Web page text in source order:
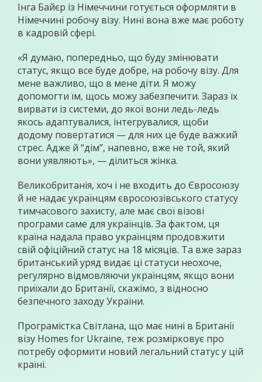
Інга Байєр із Німеччини готується оформляти в
Німеччині робочу візу. Нині вона вже має роботу
в кадровій сфері.
«Я думаю, попередньо, що буду змінювати
статус, якщо все буде добре, на робочу візу. Для
мене важливо, що в мене діти. Я можу
допомогти їм, щось можу забезпечити. Зараз їх
вирвати із системи, до якої вони ледь-ледь
якось адаптувалися, інтегрувалися, щоби
додому повертатися — для них це буде важкий
стрес. Адже й “дім”, напевно, вже не той, який
вони уявляють», — ділиться жінка.
Великобританія, хоч і не входить до Євросоюзу
й не надає українцям євросоюзівського статусу
тимчасового захисту, але має свої візові
програми саме для українців. За фактом, ця
країна надала право українцям продовжити
свій офіційний статус на 18 місяців. Та вже зараз
британський уряд видає ці статуси неохоче,
регулярно відмовляючи українцям, якщо вони
приїхали до Британії, скажімо, з відносно
безпечного заходу України.
Програмістка Світлана, що має нині в Британії
візу Homes for Ukraine, теж розмірковує про
потребу оформити новий легальний статус у цій
країні.